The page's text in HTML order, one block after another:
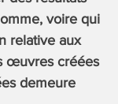
voire qui
relative aux
œuvres créées
demeure